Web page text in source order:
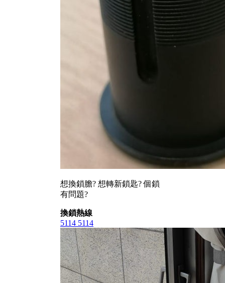
想換鎖膽? 想轉新鎖匙? 個鎖
有問題?
換鎖熱線
5114 5114